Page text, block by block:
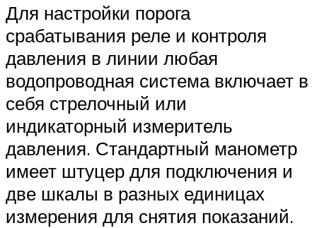
Для настройки порога
срабатывания реле и контроля
давления в линии любая
водопроводная система включает в
себя стрелочный или
индикаторный измеритель
давления. Стандартный манометр
имеет штуцер для подключения и
две шкалы в разных единицах
измерения для снятия показаний.